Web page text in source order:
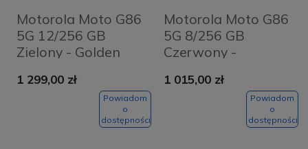
Motorola Moto G86
5G 12/256 GB
Zielony - Golden
1 299,00 zł
Powiadom
o
dostępności
Motorola Moto G86
5G 8/256 GB
Czerwony -
1 015,00 zł
Powiadom
o
dostępności